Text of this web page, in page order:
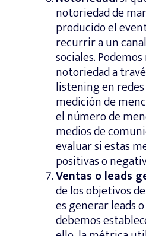
notoriedad de
producido el
recurrir a un
sociales.
notoriedad a
listening en redes
medición de
el número de
medios de
evaluar si estas
positivas o
Ventas o leads
de los objetivos
es generar leads
debemos